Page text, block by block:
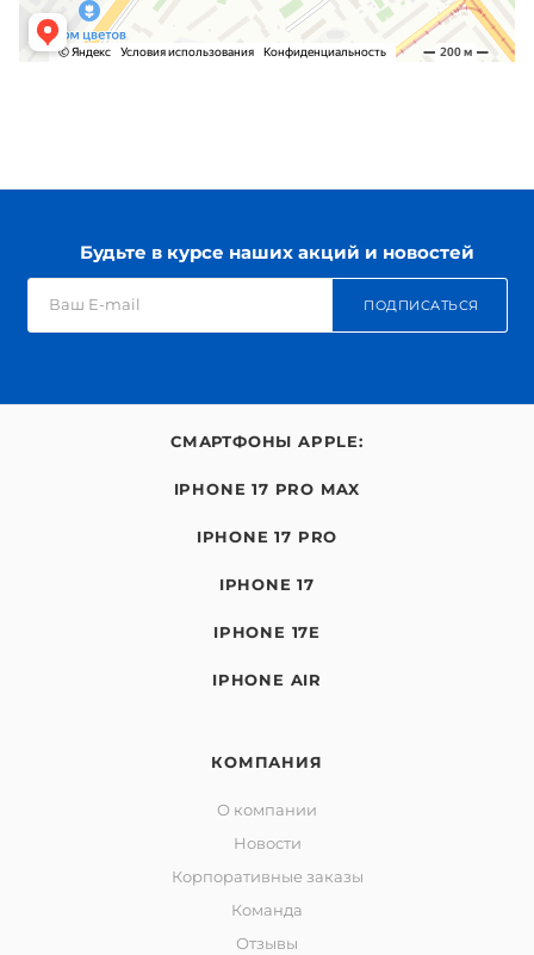
Будьте в курсе наших акций и новостей
ПОДПИСАТЬСЯ
СМАРТФОНЫ APPLE:
IPHONE 17 PRO MAX
IPHONE 17 PRO
IPHONE 17
IPHONE 17E
IPHONE AIR
КОМПАНИЯ
О компании
Новости
Корпоративные заказы
Команда
Отзывы